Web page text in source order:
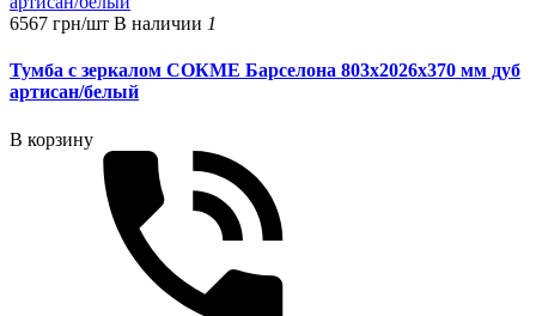
6567 грн/шт В наличии 1
Тумба с зеркалом СОКМЕ Барселона 803х2026х370 мм дуб
артисан/белый
В корзину